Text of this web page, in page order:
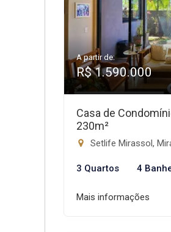
A partir de:
R$ 1.590.000
Casa de
230m²
Setlife Mirassol,
3 Quartos 4
Mais informações